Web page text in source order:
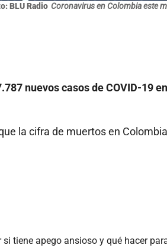
BLU Radio Coronavirus en Colombia este
nuevos casos de COVID-19
la cifra de muertos en
tiene apego ansioso y qué hacer